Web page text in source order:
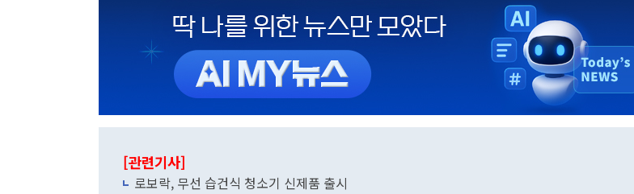
[관련기사]
로보락, 무선 습건식 청소기 신제품 출시